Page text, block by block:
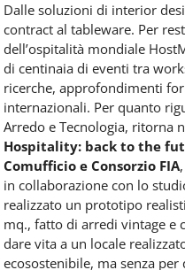
Dalle soluzioni di interior
contract al tableware. Per
dell’ospitalità mondiale
di centinaia di eventi tra
ricerche, approfondimenti
internazionali. Per quanto
Arredo e Tecnologia, ritorna
Hospitality: back to the
Comufficio e Consorzio FIA
in collaborazione con lo
realizzato un prototipo
mq., fatto di arredi vintage e
dare vita a un locale
ecosostenibile, ma senza